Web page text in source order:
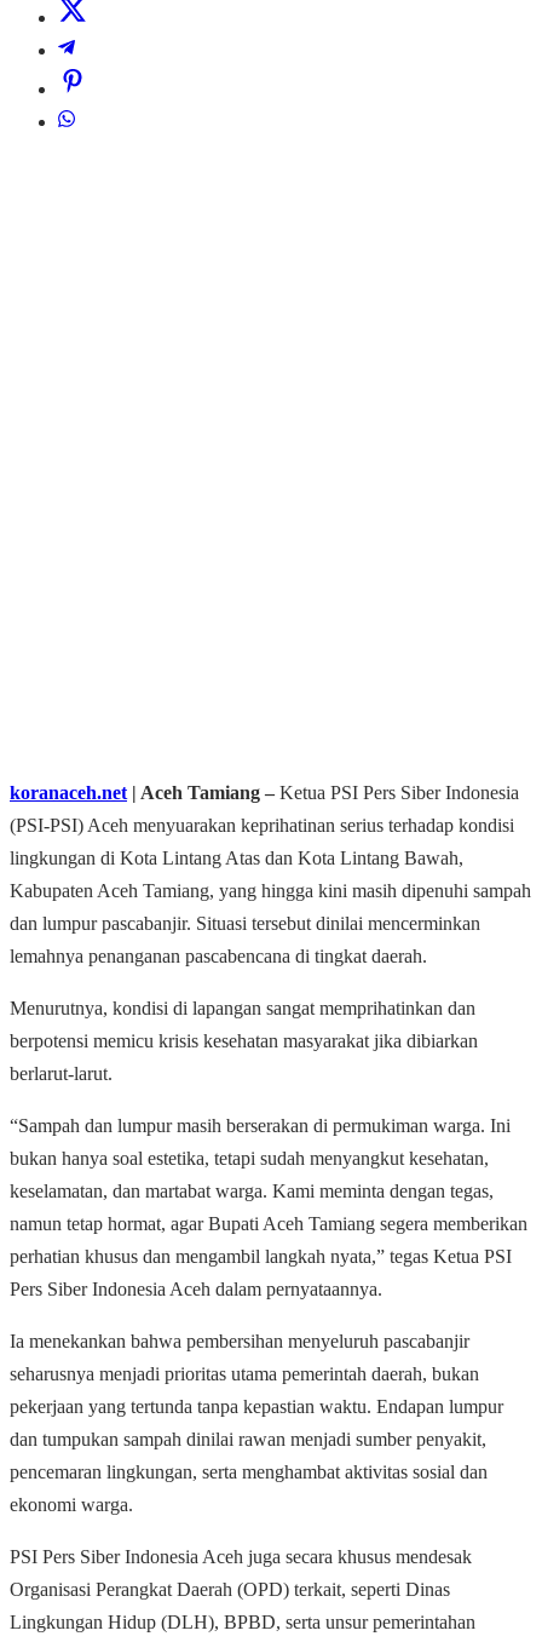
koranaceh.net | Aceh Tamiang – Ketua PSI Pers Siber Indonesia
(PSI-PSI) Aceh menyuarakan keprihatinan serius terhadap kondisi
lingkungan di Kota Lintang Atas dan Kota Lintang Bawah,
Kabupaten Aceh Tamiang, yang hingga kini masih dipenuhi sampah
dan lumpur pascabanjir. Situasi tersebut dinilai mencerminkan
lemahnya penanganan pascabencana di tingkat daerah.
Menurutnya, kondisi di lapangan sangat memprihatinkan dan
berpotensi memicu krisis kesehatan masyarakat jika dibiarkan
berlarut-larut.
“Sampah dan lumpur masih berserakan di permukiman warga. Ini
bukan hanya soal estetika, tetapi sudah menyangkut kesehatan,
keselamatan, dan martabat warga. Kami meminta dengan tegas,
namun tetap hormat, agar Bupati Aceh Tamiang segera memberikan
perhatian khusus dan mengambil langkah nyata,” tegas Ketua PSI
Pers Siber Indonesia Aceh dalam pernyataannya.
Ia menekankan bahwa pembersihan menyeluruh pascabanjir
seharusnya menjadi prioritas utama pemerintah daerah, bukan
pekerjaan yang tertunda tanpa kepastian waktu. Endapan lumpur
dan tumpukan sampah dinilai rawan menjadi sumber penyakit,
pencemaran lingkungan, serta menghambat aktivitas sosial dan
ekonomi warga.
PSI Pers Siber Indonesia Aceh juga secara khusus mendesak
Organisasi Perangkat Daerah (OPD) terkait, seperti Dinas
Lingkungan Hidup (DLH), BPBD, serta unsur pemerintahan